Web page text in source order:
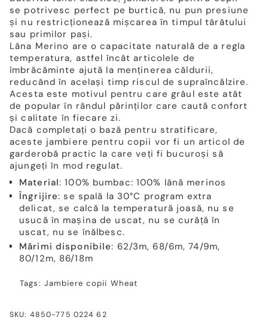
se potrivesc perfect pe burtică, nu pun presiune
și nu restricționează mișcarea în timpul târâtului
sau primilor pași.
Lâna Merino are o capacitate naturală de a regla
temperatura, astfel încât articolele de
îmbrăcăminte ajută la menținerea căldurii,
reducând în același timp riscul de supraîncălzire.
Acesta este motivul pentru care grâul este atât
de popular în rândul părinților care caută confort
și calitate în fiecare zi.
Dacă completați o bază pentru stratificare,
aceste jambiere pentru copii vor fi un articol de
garderobă practic la care veți fi bucuroși să
ajungeți în mod regulat.
Material: 100% bumbac: 100% lână merinos
Îngrijire: se spală la 30°C program extra
delicat, se calcă la temperatură joasă, nu se
usucă în mașina de uscat, nu se curăță în
uscat, nu se înălbesc.
Mărimi disponibile: 62/3m, 68/6m, 74/9m,
80/12m, 86/18m
Tags: Jambiere copii Wheat
SKU: 4850-775 0224 62